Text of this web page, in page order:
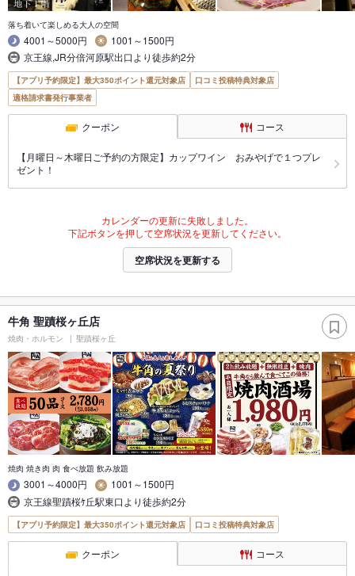
落ち着いて楽しめる大人の空間
4001～5000円
1001～1500円
京王線,JR分倍河原駅出口より徒歩約2分
【アプリ予約限定】最大350ポイント還元対象店
口コミ投稿特典対象店
適格請求書発行事業者
クーポン コース
【月曜日～木曜日ご予約の方限定】カップワイン おみやげで１つプレ
ゼント！
カレンダーの更新に失敗しました。
下記ボタンを押して空席状況を更新してください。
空席状況を更新する
牛角 聖蹟桜ヶ丘店
焼肉・ホルモン 聖蹟桜ヶ丘
焼肉 焼き肉 肉 食べ放題 飲み放題
3001～4000円
1001～1500円
京王線聖蹟桜ｹ丘駅東口より徒歩約2分
【アプリ予約限定】最大350ポイント還元対象店 口コミ投稿特典対象店
クーポン コース